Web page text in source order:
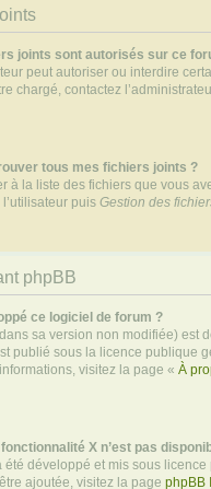
joints sont autorisés sur ce
peut autoriser ou interdire
chargé, contactez
tous mes fichiers joints ?
à la liste des fichiers que vous
puis Gestion des
phpBB
ce logiciel de forum ?
sa version non modifiée) est
publié sous la licence publique
visitez la page « À
X n’est pas
été développé et mis sous
ajoutée, visitez la page phpBB